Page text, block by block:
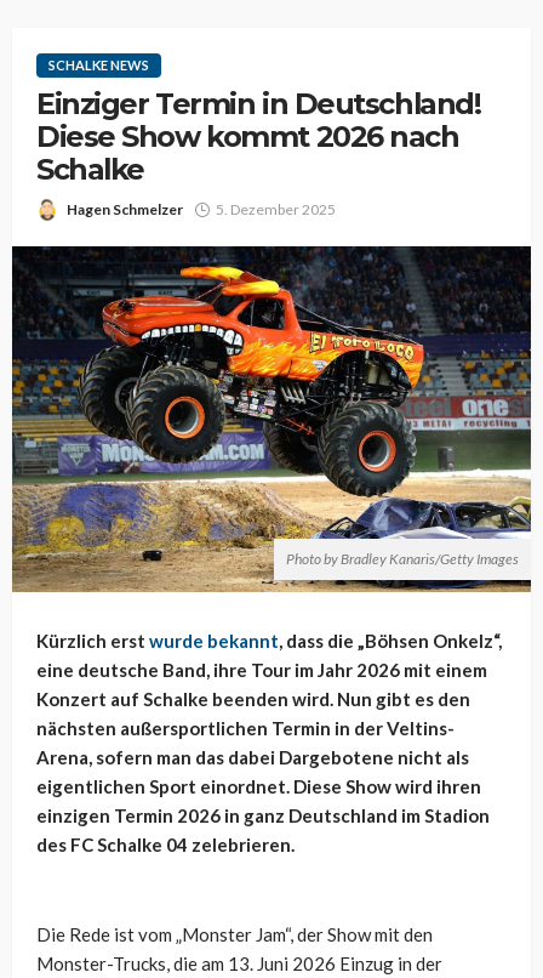
SCHALKE NEWS
Einziger Termin in Deutschland!
Diese Show kommt 2026 nach
Schalke
Hagen Schmelzer 5. Dezember 2025
Photo by Bradley Kanaris/Getty Images
Kürzlich erst wurde bekannt, dass die „Böhsen Onkelz“,
eine deutsche Band, ihre Tour im Jahr 2026 mit einem
Konzert auf Schalke beenden wird. Nun gibt es den
nächsten außersportlichen Termin in der Veltins-
Arena, sofern man das dabei Dargebotene nicht als
eigentlichen Sport einordnet. Diese Show wird ihren
einzigen Termin 2026 in ganz Deutschland im Stadion
des FC Schalke 04 zelebrieren.
Die Rede ist vom „Monster Jam“, der Show mit den
Monster-Trucks, die am 13. Juni 2026 Einzug in der